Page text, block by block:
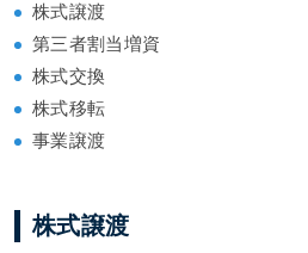
株式譲渡
第三者割当増資
株式交換
株式移転
事業譲渡
株式譲渡